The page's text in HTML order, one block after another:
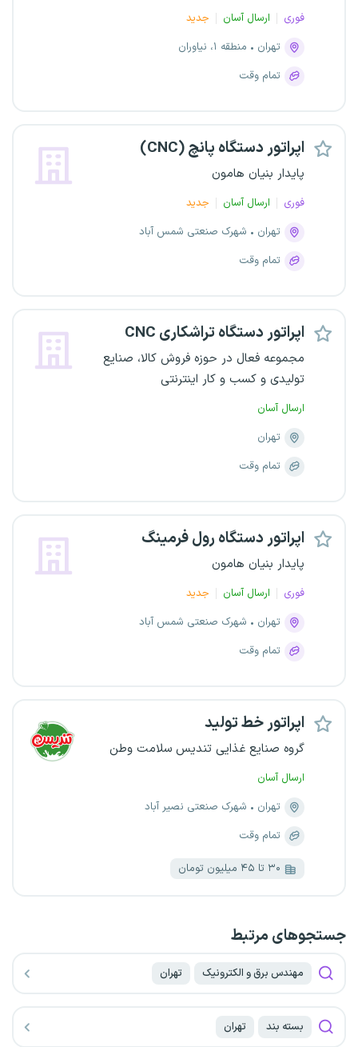
فوری ارسال آسان
جدید
تهران
منطقه ۱، نیاوران
تمام وقت
اپراتور دستگاه پانچ (CNC)
پایدار بنیان هامون
فوری ارسال آسان
جدید
تهران
شهرک صنعتی شمس آباد
تمام وقت
اپراتور دستگاه تراشکاری CNC
مجموعه فعال در حوزه فروش کالا، صنایع
تولیدی و کسب و کار اینترنتی
ارسال آسان
تهران
تمام وقت
اپراتور دستگاه رول فرمینگ
پایدار بنیان هامون
فوری ارسال آسان
جدید
تهران
شهرک صنعتی شمس آباد
تمام وقت
اپراتور خط تولید
گروه صنایع غذایی تندیس سلامت وطن
ارسال آسان
تهران
شهرک صنعتی نصیر آباد
تمام وقت
۳۰ تا ۴۵ میلیون تومان
جستجو‌های مرتبط
مهندس برق و الکترونیک تهران
بسته بند تهران